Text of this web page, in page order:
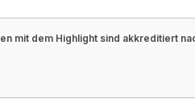
mit dem Highlight sind akkreditiert